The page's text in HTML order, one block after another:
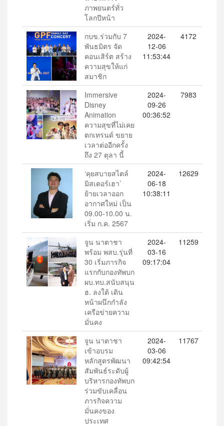
ภาพยนตร์ทั่ว
โลกปีหน้า
กบข.ร่วมกับ 7
พันธมิตร จัด
คอนเสิร์ต สร้าง
ความสุขให้แก่
สมาชิก
2024-
12-06
11:53:44
4172
Immersive
Disney
Animation
ความสุขที่ไม่เคย
ตกเทรนด์ ขยาย
เวลาต่ออีกครั้ง
ถึง 27 ตุลา นี้
2024-
09-26
00:36:52
7983
‘คุยสบายสไตล์
มิสเตอร์เฮา’
ย้ายเวลาออก
อากาศใหม่ เป็น
09.00-10.00 น.
เริ่ม ก.ค. 2567
2024-
06-18
10:38:11
12629
จูน นาตาชา
พร้อม พสบ.รุ่นที่
30 เริ่มภารกิจ
แรกกับกองทัพบก
ผบ.ทบ.สนับสนุน
ฮ. ลงใต้ เดิน
หน้าผนึกกำลัง
เครือข่ายความ
มั่นคง
2024-
03-16
09:17:04
11259
จูน นาตาชา
เข้าอบรม
หลักสูตรพัฒนา
สัมพันธ์ระดับผู้
บริหารกองทัพบก
ร่วมขับเคลื่อน
ภารกิจความ
มั่นคงของ
ประเทศ
2024-
03-06
09:42:54
11767